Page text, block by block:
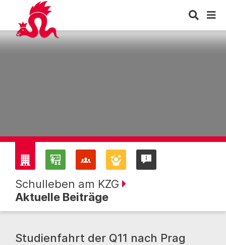
Schulleben am KZG
Aktuelle Beiträge
Studienfahrt der Q11 nach Prag